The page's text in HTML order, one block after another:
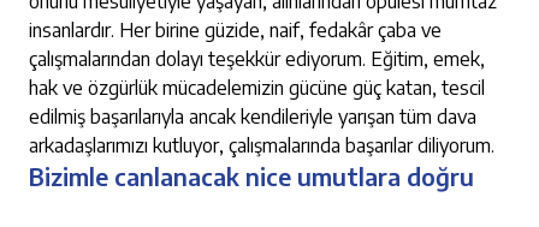
Bizimle canlanacak nice umutlara doğru
insanlardır. Her birine güzide, naif, fedakâr çaba ve
çalışmalarından dolayı teşekkür ediyorum. Eğitim, emek,
hak ve özgürlük mücadelemizin gücüne güç katan, tescil
edilmiş başarılarıyla ancak kendileriyle yarışan tüm dava
arkadaşlarımızı kutluyor, çalışmalarında başarılar diliyorum.